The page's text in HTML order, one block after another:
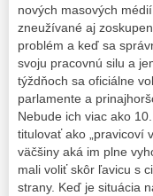
nových masových
zneužívané aj
problém a keď sa
svoju pracovnú silu a
týždňoch sa oficiálne
parlamente a
Nebude ich viac ako
titulovať ako „pravicoví
väčšiny aká im plne
mali voliť skôr ľavicu s
strany. Keď je situácia